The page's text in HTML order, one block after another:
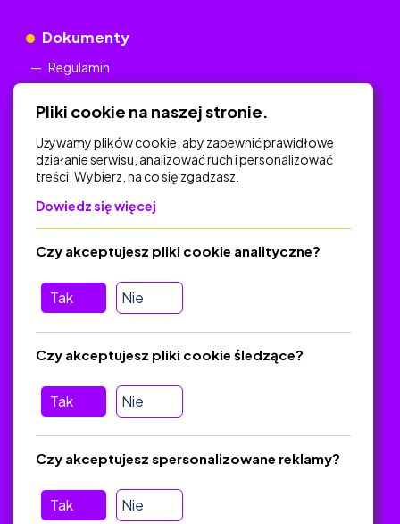
Dokumenty
Regulamin
Na skróty
Polityka Prywatności
Regulamin
O platformie
Baza materiałów dydaktycznych
Jak zostać autorem
FAQ
wiadomość nie trafiła do folderu SPAM)
Pliki cookie na naszej stronie.
Używamy plików cookie, aby zapewnić prawidłowe
działanie serwisu, analizować ruch i personalizować
treści. Wybierz, na co się zgadzasz.
Dowiedz się więcej
Tak Nie
Czy akceptujesz pliki cookie analityczne?
Tak Nie
Czy akceptujesz pliki cookie śledzące?
Tak Nie
Czy akceptujesz spersonalizowane reklamy?